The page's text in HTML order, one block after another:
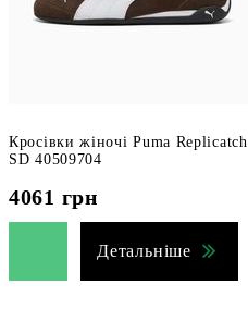
Кросівки жіночі Puma Replicatch
SD 40509704
4061 грн
Детальніше